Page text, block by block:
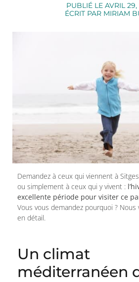
PUBLIÉ LE AVRIL
ÉCRIT PARMIRIAM
Demandez à ceux qui viennent à
ou simplement à ceux qui y vivent :
excellente période pour visiter ce
Vous vous demandez pourquoi ?
en détail.
Un climat
méditerranéen